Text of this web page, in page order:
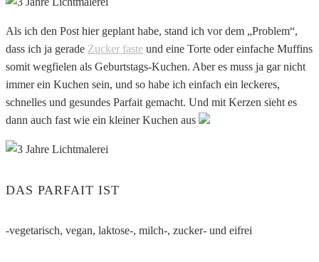
Als ich den Post hier geplant habe, stand ich vor dem „Problem“,
dass ich ja gerade Zucker faste und eine Torte oder einfache Muffins
somit wegfielen als Geburtstags-Kuchen. Aber es muss ja gar nicht
immer ein Kuchen sein, und so habe ich einfach ein leckeres,
schnelles und gesundes Parfait gemacht. Und mit Kerzen sieht es
dann auch fast wie ein kleiner Kuchen aus
DAS PARFAIT IST
-vegetarisch, vegan, laktose-, milch-, zucker- und eifrei